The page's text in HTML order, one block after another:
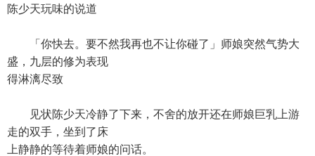
陈少天玩味的说道
「你快去。要不然我再也不让你碰了」师娘突然气势大
盛，九层的修为表现
得淋漓尽致
见状陈少天冷静了下来，不舍的放开还在师娘巨乳上游
走的双手，坐到了床
上静静的等待着师娘的问话。